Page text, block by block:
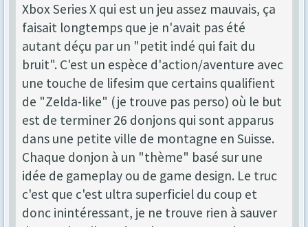
Xbox Series X qui est un jeu assez mauvais, ça
faisait longtemps que je n'avait pas été
autant déçu par un "petit indé qui fait du
bruit". C'est un espèce d'action/aventure avec
une touche de lifesim que certains qualifient
de "Zelda-like" (je trouve pas perso) où le but
est de terminer 26 donjons qui sont apparus
dans une petite ville de montagne en Suisse.
Chaque donjon à un "thème" basé sur une
idée de gameplay ou de game design. Le truc
c'est que c'est ultra superficiel du coup et
donc inintéressant, je ne trouve rien à sauver